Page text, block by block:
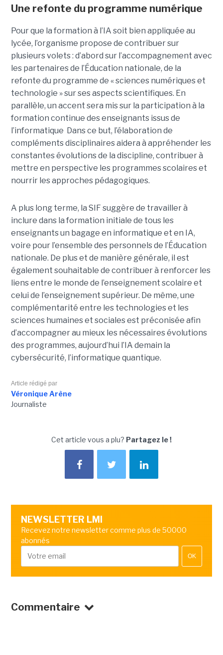
Une refonte du programme numérique
Pour que la formation à l’IA soit bien appliquée au
lycée, l’organisme propose de contribuer sur
plusieurs volets : d’abord sur l’accompagnement avec
les partenaires de l’Éducation nationale, de la
refonte du programme de « sciences numériques et
technologie » sur ses aspects scientifiques. En
parallèle, un accent sera mis sur la participation à la
formation continue des enseignants issus de
l’informatique Dans ce but, l’élaboration de
compléments disciplinaires aidera à appréhender les
constantes évolutions de la discipline, contribuer à
mettre en perspective les programmes scolaires et
nourrir les approches pédagogiques.
A plus long terme, la SIF suggère de travailler à
inclure dans la formation initiale de tous les
enseignants un bagage en informatique et en IA,
voire pour l’ensemble des personnels de l’Éducation
nationale. De plus et de manière générale, il est
également souhaitable de contribuer à renforcer les
liens entre le monde de l’enseignement scolaire et
celui de l’enseignement supérieur. De même, une
complémentarité entre les technologies et les
sciences humaines et sociales est préconisée afin
d’accompagner au mieux les nécessaires évolutions
des programmes, aujourd’hui l’IA demain la
cybersécurité, l’informatique quantique.
Article rédigé par
Véronique Arène
Journaliste
Cet article vous a plu? Partagez le !
NEWSLETTER LMI
Recevez notre newsletter comme plus de 50000
abonnés
OK
Commentaire